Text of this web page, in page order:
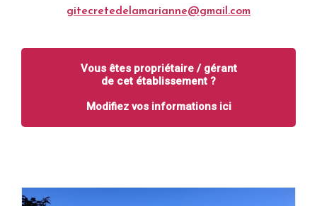
gitecretedelamarianne@gmail.com
Vous êtes propriétaire / gérant
de cet établissement ?
Modifiez vos informations ici